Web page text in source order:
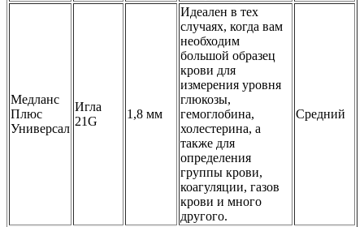
Медланс
Плюс
Универсал
Игла
21G
1,8 мм
Идеален в тех
случаях, когда вам
необходим
большой образец
крови для
измерения уровня
глюкозы,
гемоглобина,
холестерина, а
также для
определения
группы крови,
коагуляции, газов
крови и много
другого.
Средний